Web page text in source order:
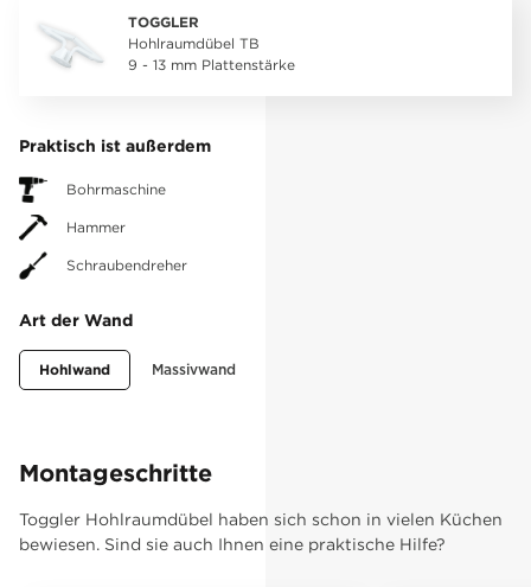
Montageschritte
Toggler Hohlraumdübel haben sich schon in vielen Küchen
bewiesen. Sind sie auch Ihnen eine praktische Hilfe?
TOGGLER
Hohlraumdübel TB
9 - 13 mm Plattenstärke
Praktisch ist außerdem
Bohrmaschine
Hammer
Schraubendreher
Art der Wand
Hohlwand Massivwand